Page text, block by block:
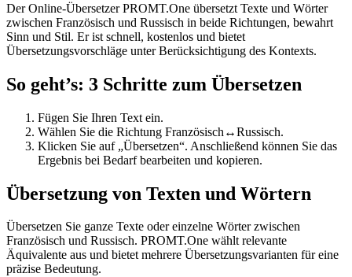
Der Online-Übersetzer PROMT.One übersetzt Texte und Wörter
zwischen Französisch und Russisch in beide Richtungen, bewahrt
Sinn und Stil. Er ist schnell, kostenlos und bietet
Übersetzungsvorschläge unter Berücksichtigung des Kontexts.
So geht’s: 3 Schritte zum Übersetzen
Fügen Sie Ihren Text ein.
Wählen Sie die Richtung Französisch↔Russisch.
Klicken Sie auf „Übersetzen“. Anschließend können Sie das
Ergebnis bei Bedarf bearbeiten und kopieren.
Übersetzung von Texten und Wörtern
Übersetzen Sie ganze Texte oder einzelne Wörter zwischen
Französisch und Russisch. PROMT.One wählt relevante
Äquivalente aus und bietet mehrere Übersetzungsvarianten für eine
präzise Bedeutung.